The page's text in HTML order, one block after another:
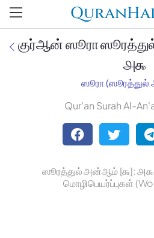
Jan Trust Foundation
Mufti Omar Sheriff Qasimi,
குர்ஆன் ஸூரா
௮௯
ஸூரா
Qur'an Surah Al-
ஸூரத்துல் அன்ஆம் [௬]: ௮௯
மொழிபெயர்ப்புகள்